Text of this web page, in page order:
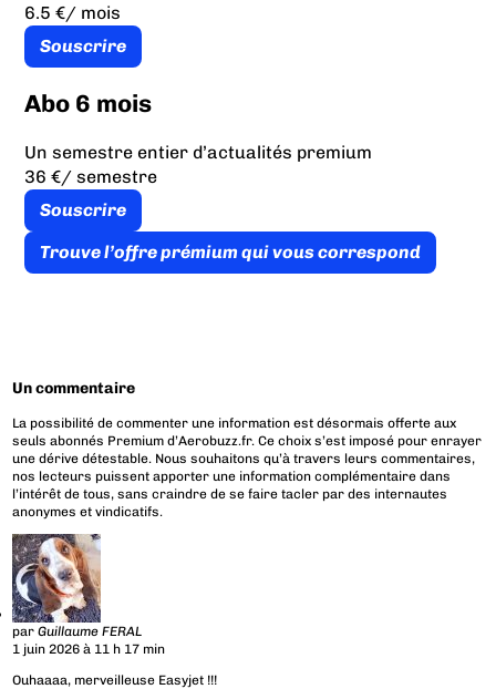
6.5 €/ mois
Souscrire
Abo 6 mois
Un semestre entier d’actualités premium
36 €/ semestre
Souscrire
Trouve l’offre prémium qui vous correspond
Un commentaire
La possibilité de commenter une information est désormais offerte aux
seuls abonnés Premium d’Aerobuzz.fr. Ce choix s’est imposé pour enrayer
une dérive détestable. Nous souhaitons qu’à travers leurs commentaires,
nos lecteurs puissent apporter une information complémentaire dans
l’intérêt de tous, sans craindre de se faire tacler par des internautes
anonymes et vindicatifs.
parGuillaume FERAL
1 juin 2026 à 11 h 17 min
Ouhaaaa, merveilleuse Easyjet !!!